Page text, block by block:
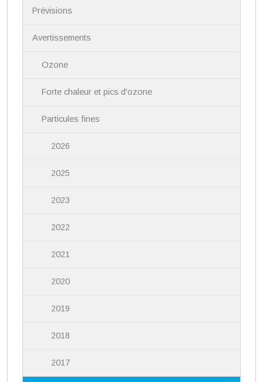
Prévisions
Avertissements
Ozone
Forte chaleur et pics d'ozone
Particules fines
2026
2025
2023
2022
2021
2020
2019
2018
2017